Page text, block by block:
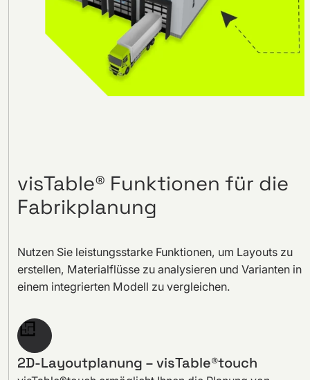
visTable® Funktionen für die
Fabrikplanung
Nutzen Sie leistungsstarke Funktionen, um Layouts zu
erstellen, Materialflüsse zu analysieren und Varianten in
einem integrierten Modell zu vergleichen.
2D-Layoutplanung – visTable®touch